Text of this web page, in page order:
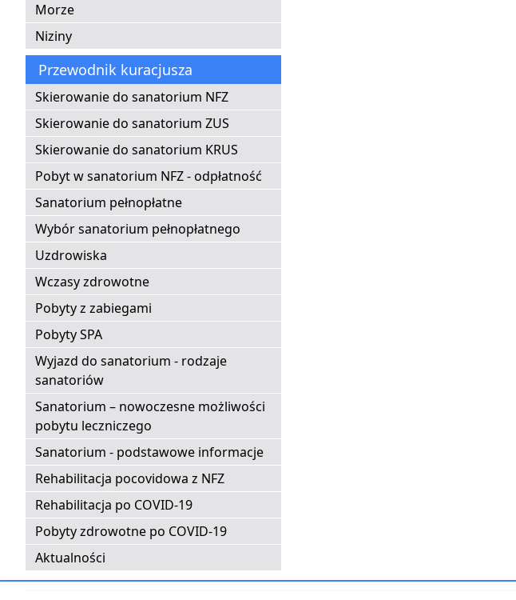
Morze
Niziny
Przewodnik kuracjusza
Skierowanie do sanatorium NFZ
Skierowanie do sanatorium ZUS
Skierowanie do sanatorium KRUS
Pobyt w sanatorium NFZ - odpłatność
Sanatorium pełnopłatne
Wybór sanatorium pełnopłatnego
Uzdrowiska
Wczasy zdrowotne
Pobyty z zabiegami
Pobyty SPA
Wyjazd do sanatorium - rodzaje
sanatoriów
Sanatorium – nowoczesne możliwości
pobytu leczniczego
Sanatorium - podstawowe informacje
Rehabilitacja pocovidowa z NFZ
Rehabilitacja po COVID-19
Pobyty zdrowotne po COVID-19
Aktualności